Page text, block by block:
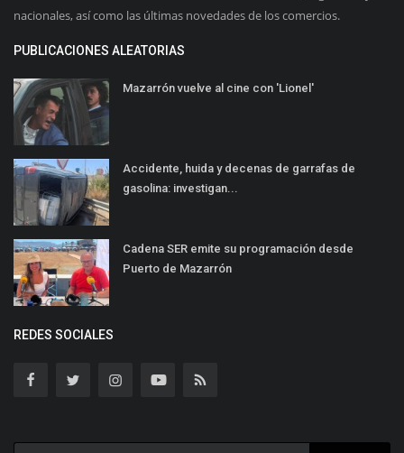
nacionales, así como las últimas novedades de los comercios.
PUBLICACIONES ALEATORIAS
Mazarrón vuelve al cine con 'Lionel'
Accidente, huida y decenas de garrafas de
gasolina: investigan...
Cadena SER emite su programación desde
Puerto de Mazarrón
REDES SOCIALES